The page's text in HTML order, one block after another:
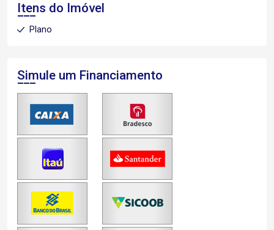
Itens do Imóvel
Plano
Simule um Financiamento